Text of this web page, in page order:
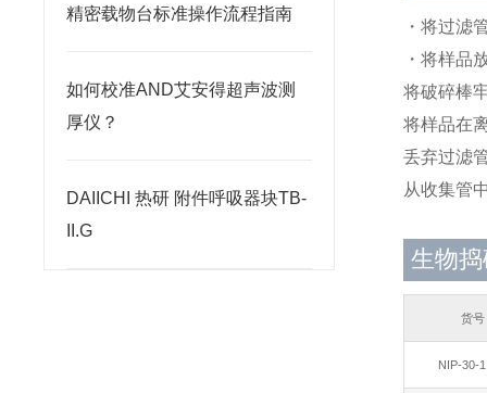
精密载物台标准操作流程指南
如何校准AND艾安得超声波测
厚仪？
DAIICHI 热研 附件呼吸器块TB-
II.G
・将过滤
・将样品
将破碎棒
将样品在
丢弃过滤
从收集管
生物
货号
NIP-30-